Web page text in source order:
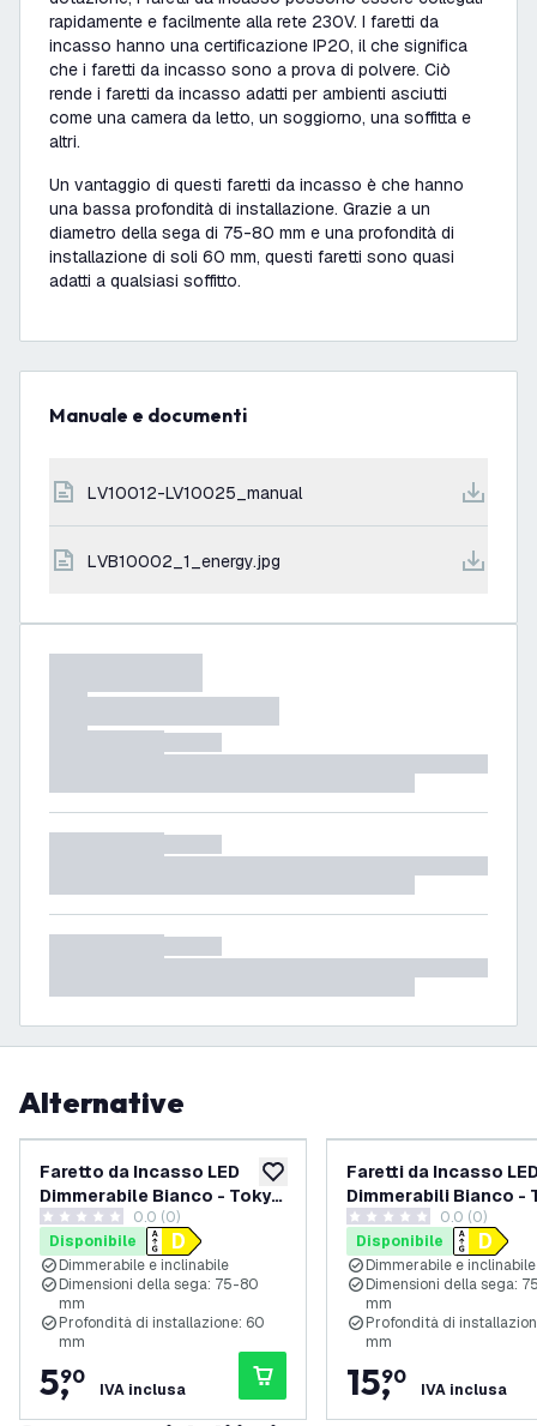
rapidamente e facilmente alla rete 230V. I faretti da
incasso hanno una certificazione IP20, il che significa
che i faretti da incasso sono a prova di polvere. Ciò
rende i faretti da incasso adatti per ambienti asciutti
come una camera da letto, un soggiorno, una soffitta e
altri.
Un vantaggio di questi faretti da incasso è che hanno
una bassa profondità di installazione. Grazie a un
diametro della sega di 75-80 mm e una profondità di
installazione di soli 60 mm, questi faretti sono quasi
adatti a qualsiasi soffitto.
Manuale e documenti
LV10012-LV10025_manual
LVB10002_1_energy.jpg
Alternative
aggiungi alla lista desideri
Faretto da Incasso LED
Dimmerabile Bianco - Tokyo
- 3W - 2700K - Ã¸92mm
0 stelle di valutazione
0.0 (0)
Disponibile
Dimmerabile e inclinabile
Dimensioni della sega: 75-80
mm
Profondità di installazione: 60
mm
5,
90
IVA inclusa
Faretti da Incasso
Dimmerabili Bianco -
- 3W - 6500K - Ã¸92mm - 3
pack
0 stelle di valutazione
0.0 (0)
Disponibile
Dimmerabile e inclinabile
Dimensioni della sega:
mm
Profondità di
mm
15,
90
IVA inclusa